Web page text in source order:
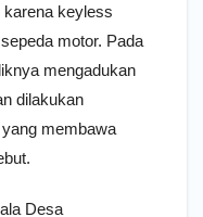
karena keyless
motor. Pada
mengadukan
dilakukan
membawa
Desa